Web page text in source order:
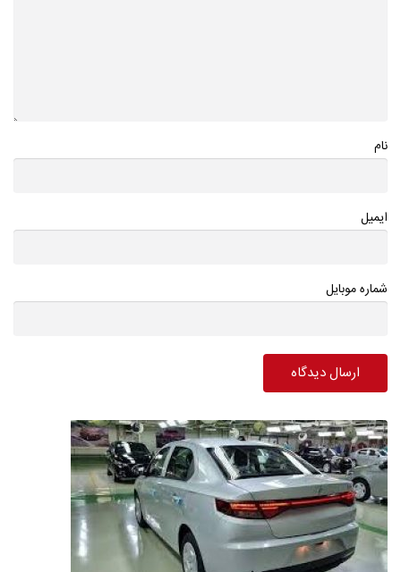
نام
ایمیل
شماره موبایل